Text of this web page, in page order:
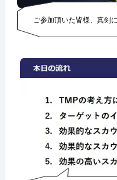
ご参加頂いた皆様、真剣